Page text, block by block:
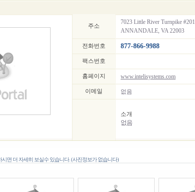
주소
7023 Little River Turnpike #201
ANNANDALE, VA 22003
전화번호 877-866-9988
팩스번호
홈페이지 www.intelisystems.com
이메일 없음
소개
없음
시면 더 자세히 보실수 있습니다. (사진정보가 없습니다)